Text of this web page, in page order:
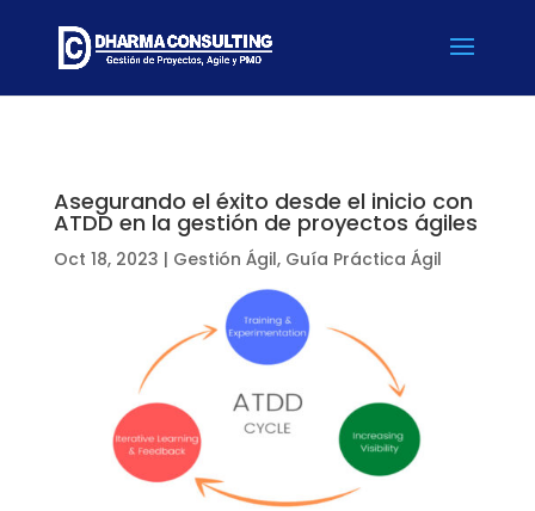
Asegurando el éxito desde el inicio con
ATDD en la gestión de proyectos ágiles
Oct 18, 2023 | Gestión Ágil, Guía Práctica Ágil